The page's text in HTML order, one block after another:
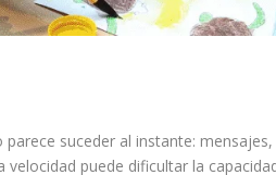
suceder al instante:
velocidad puede dificultar la